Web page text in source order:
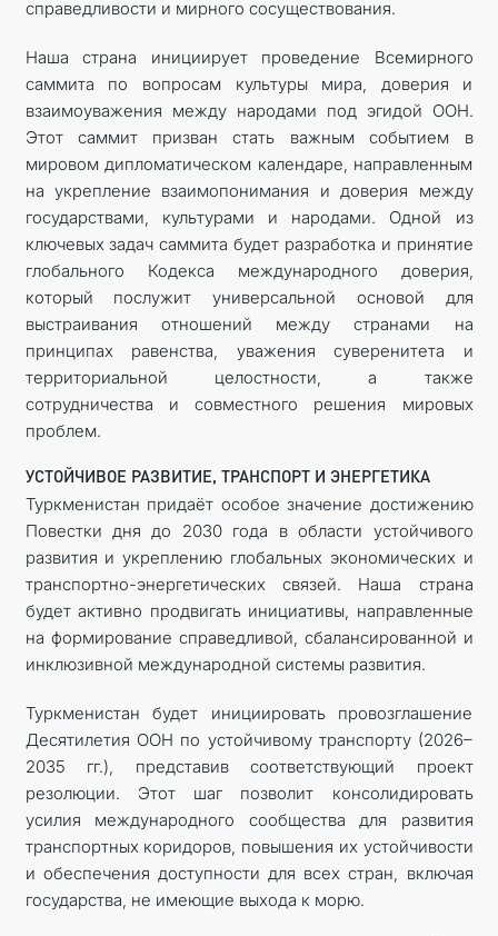
справедливости и мирного сосуществования.
Наша страна инициирует проведение Всемирного
саммита по воп­росам культуры мира, доверия и
взаимоуважения между народами под эгидой ООН.
Этот саммит призван стать важным событием в
мировом дипломатическом календаре, направленным
на укрепление взаимопонимания и доверия между
государствами, культурами и народами. Одной из
ключевых задач саммита будет разработка и принятие
глобального Кодекса международного доверия,
который послужит универсальной основой для
выстраивания отношений между странами на
принципах равенства, уважения суверенитета и
территориальной целостности, а также
сотрудничества и совместного решения мировых
проблем.
УСТОЙЧИВОЕ РАЗВИТИЕ, ТРАНСПОРТ И ЭНЕРГЕТИКА
Туркменистан придаёт особое значение достижению
Повестки дня до 2030 года в области устойчивого
развития и укреплению глобальных экономических и
транспортно-энергетических связей. Наша страна
будет активно продвигать инициативы, направленные
на формирование справедливой, сбалансированной и
инклюзивной международной системы развития.
Туркменистан будет инициировать провозглашение
Десятилетия ООН по устойчивому транспорту (2026–
2035 гг.), представив соответствующий проект
резолюции. Этот шаг позволит консолидировать
усилия международного сообщества для развития
транспортных коридоров, повышения их устойчивости
и обес­печения доступности для всех стран, включая
государства, не имеющие выхода к морю.